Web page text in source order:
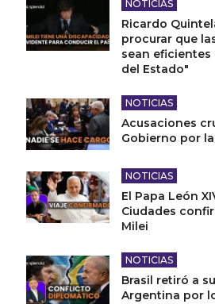
NOTICIAS
Ricardo
procurar que
sean eficientes
del Estado"
NOTICIAS
Acusaciones
Gobierno por
NOTICIAS
El Papa León
Ciudades
Milei
NOTICIAS
Brasil retiró a
Argentina por